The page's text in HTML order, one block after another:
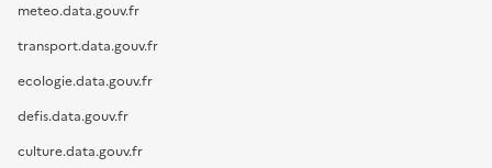
meteo.data.gouv.fr
transport.data.gouv.fr
ecologie.data.gouv.fr
defis.data.gouv.fr
culture.data.gouv.fr